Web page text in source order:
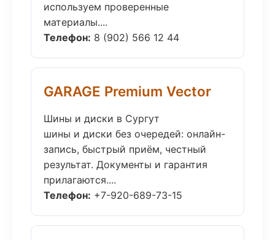
используем проверенные
материалы....
Телефон: 8 (902) 566 12 44
GARAGE Premium Vector
Шины и диски в Сургут
шины и диски без очередей: онлайн-
запись, быстрый приём, честный
результат. Документы и гарантия
прилагаются....
Телефон: +7-920-689-73-15